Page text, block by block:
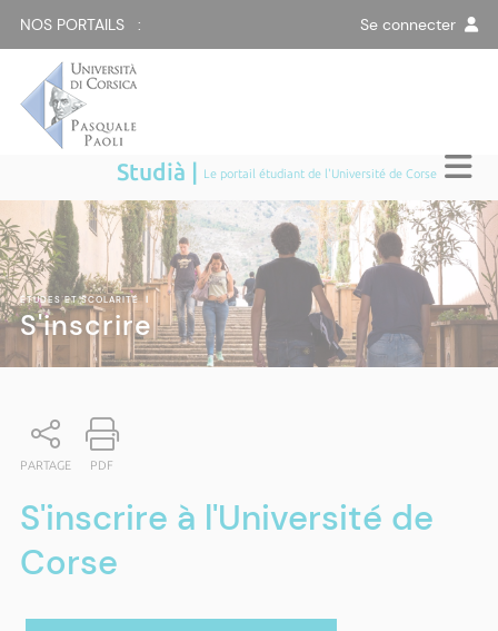
NOS PORTAILS : Se connecter
Studià | Le portail étudiant de l'Université de Corse
ÉTUDES ET SCOLARITÉ |
S'inscrire
PARTAGE PDF
S'inscrire à l'Université de
Corse